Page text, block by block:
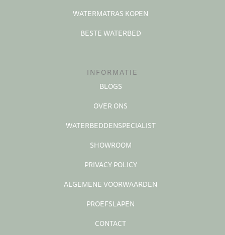
WATERMATRAS KOPEN
BESTE WATERBED
INFORMATIE
BLOGS
OVER ONS
WATERBEDDENSPECIALIST
SHOWROOM
PRIVACY POLICY
ALGEMENE VOORWAARDEN
PROEFSLAPEN
CONTACT